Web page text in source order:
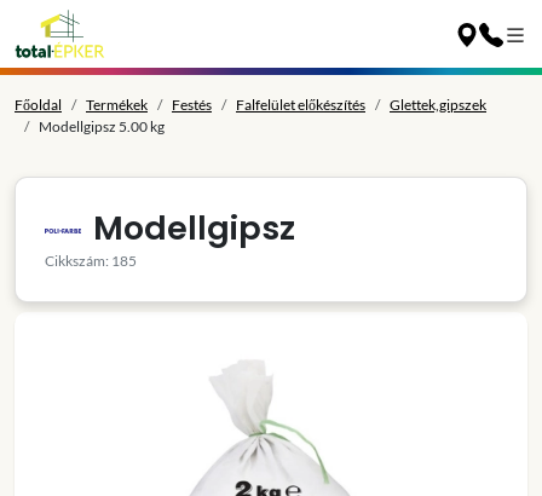
Főoldal Termékek Festés Falfelület előkészítés
Glettek,gipszek
Modellgipsz 5.00 kg
Modellgipsz
Cikkszám: 185